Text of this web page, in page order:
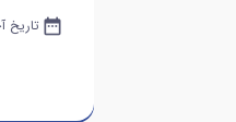
date_range تاریخ